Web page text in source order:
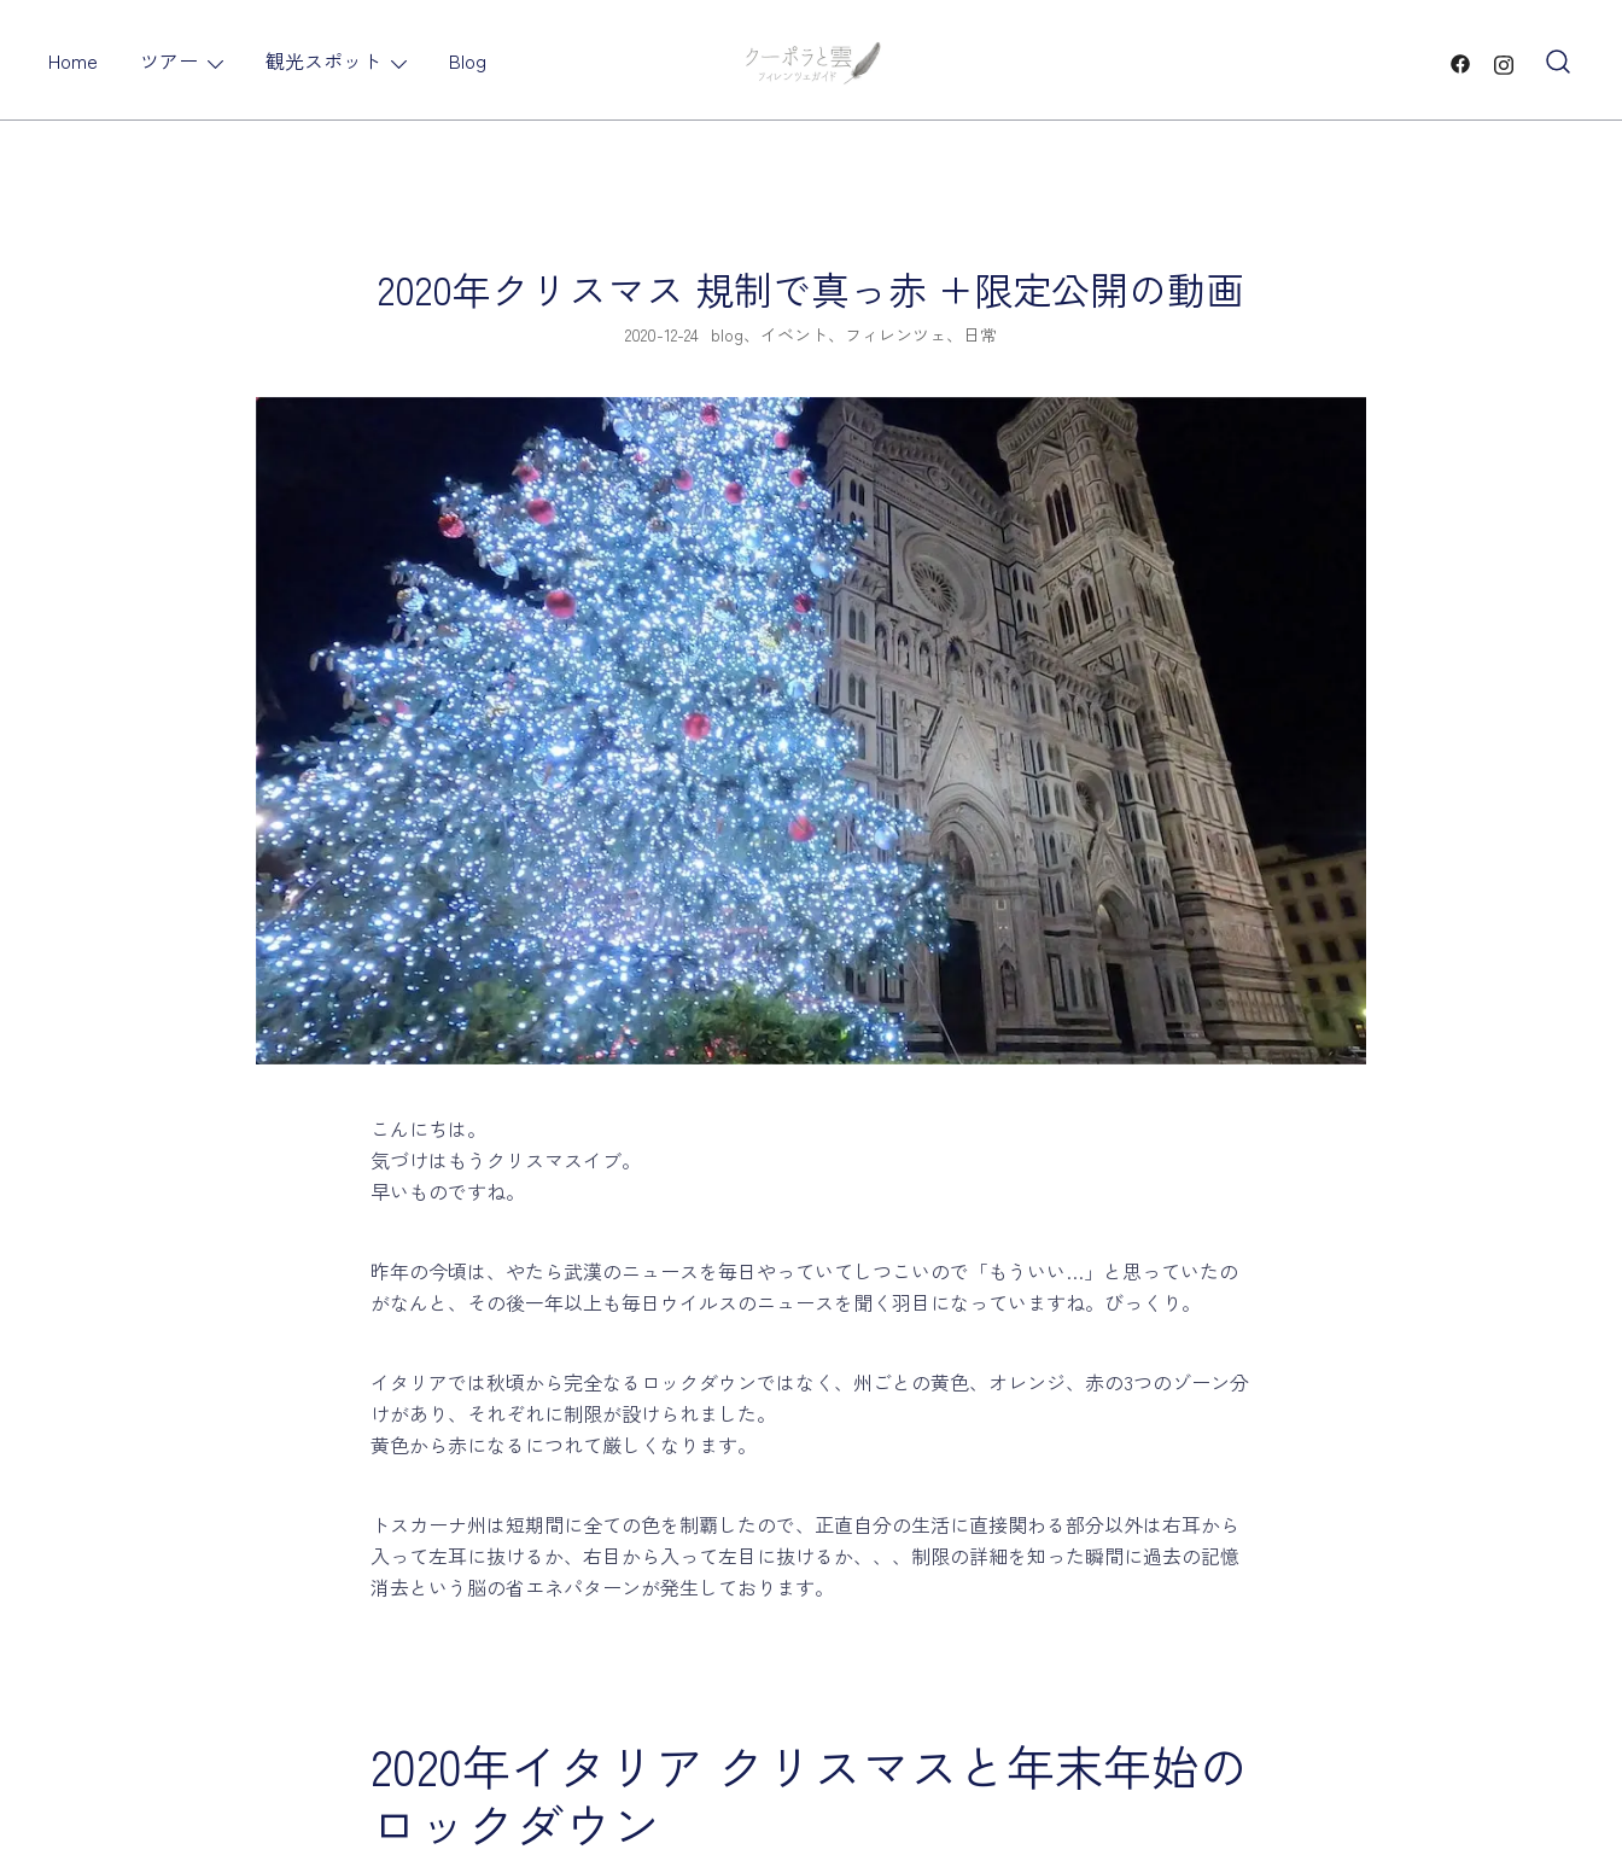
Home ツアー 観光スポット Blog
フィレンツェガイド・クーポラと雲・
2020年クリスマス 規制で真っ赤 +限定公開の動画
2020-12-24 blog、 イベント、 フィレンツェ、 日常
こんにちは。
気づけはもうクリスマスイブ。
早いものですね。
昨年の今頃は、やたら武漢のニュースを毎日やっていてしつこいので「もういい…」と思っていたの
がなんと、その後一年以上も毎日ウイルスのニュースを聞く羽目になっていますね。びっくり。
イタリアでは秋頃から完全なるロックダウンではなく、州ごとの黄色、オレンジ、赤の3つのゾーン分
けがあり、それぞれに制限が設けられました。
黄色から赤になるにつれて厳しくなります。
トスカーナ州は短期間に全ての色を制覇したので、正直自分の生活に直接関わる部分以外は右耳から
入って左耳に抜けるか、右目から入って左目に抜けるか、、、制限の詳細を知った瞬間に過去の記憶
消去という脳の省エネパターンが発生しております。
2020年イタリア クリスマスと年末年始の
ロックダウン